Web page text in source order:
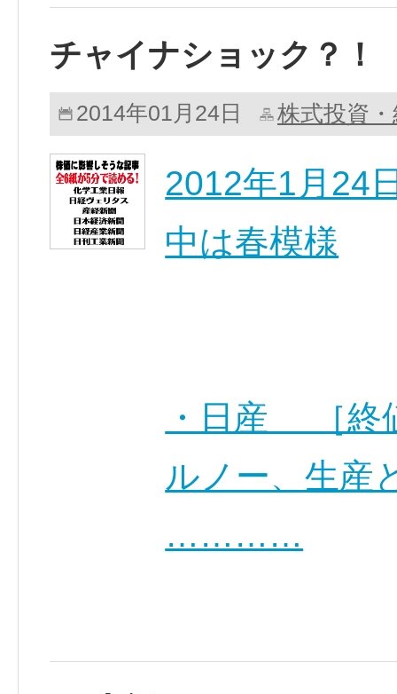
チャイナショック？！
2014年01月24日 株式投資
2012年1月24
中は春模様
・日産 ［終
ルノー、生産
…………